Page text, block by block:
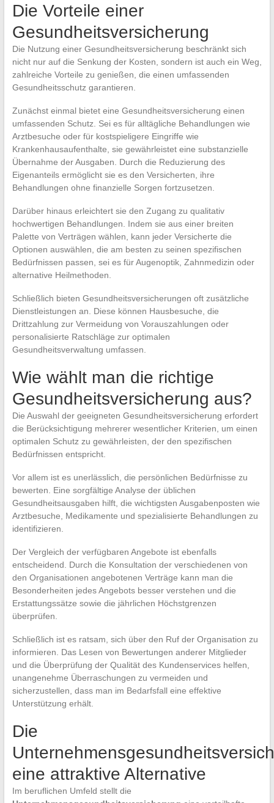
Die Vorteile einer
Gesundheitsversicherung
Die Nutzung einer Gesundheitsversicherung beschränkt sich
nicht nur auf die Senkung der Kosten, sondern ist auch ein Weg,
zahlreiche Vorteile zu genießen, die einen umfassenden
Gesundheitsschutz garantieren.
Zunächst einmal bietet eine Gesundheitsversicherung einen
umfassenden Schutz. Sei es für alltägliche Behandlungen wie
Arztbesuche oder für kostspieligere Eingriffe wie
Krankenhausaufenthalte, sie gewährleistet eine substanzielle
Übernahme der Ausgaben. Durch die Reduzierung des
Eigenanteils ermöglicht sie es den Versicherten, ihre
Behandlungen ohne finanzielle Sorgen fortzusetzen.
Darüber hinaus erleichtert sie den Zugang zu qualitativ
hochwertigen Behandlungen. Indem sie aus einer breiten
Palette von Verträgen wählen, kann jeder Versicherte die
Optionen auswählen, die am besten zu seinen spezifischen
Bedürfnissen passen, sei es für Augenoptik, Zahnmedizin oder
alternative Heilmethoden.
Schließlich bieten Gesundheitsversicherungen oft zusätzliche
Dienstleistungen an. Diese können Hausbesuche, die
Drittzahlung zur Vermeidung von Vorauszahlungen oder
personalisierte Ratschläge zur optimalen
Gesundheitsverwaltung umfassen.
Wie wählt man die richtige
Gesundheitsversicherung aus?
Die Auswahl der geeigneten Gesundheitsversicherung erfordert
die Berücksichtigung mehrerer wesentlicher Kriterien, um einen
optimalen Schutz zu gewährleisten, der den spezifischen
Bedürfnissen entspricht.
Vor allem ist es unerlässlich, die persönlichen Bedürfnisse zu
bewerten. Eine sorgfältige Analyse der üblichen
Gesundheitsausgaben hilft, die wichtigsten Ausgabenposten wie
Arztbesuche, Medikamente und spezialisierte Behandlungen zu
identifizieren.
Der Vergleich der verfügbaren Angebote ist ebenfalls
entscheidend. Durch die Konsultation der verschiedenen von
den Organisationen angebotenen Verträge kann man die
Besonderheiten jedes Angebots besser verstehen und die
Erstattungssätze sowie die jährlichen Höchstgrenzen
überprüfen.
Schließlich ist es ratsam, sich über den Ruf der Organisation zu
informieren. Das Lesen von Bewertungen anderer Mitglieder
und die Überprüfung der Qualität des Kundenservices helfen,
unangenehme Überraschungen zu vermeiden und
sicherzustellen, dass man im Bedarfsfall eine effektive
Unterstützung erhält.
Die
eine attraktive Alternative
Im beruflichen Umfeld stellt die